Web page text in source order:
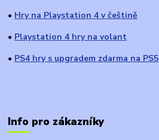
● Hry na Playstation 4 v češtině
● Playstation 4 hry na volant
● PS4 hry s upgradem zdarma na PS5
Info pro zákazníky